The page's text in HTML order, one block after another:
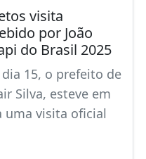
visita
por João
do Brasil 2025
15, o prefeito de
Silva, esteve em
uma visita oficial